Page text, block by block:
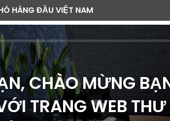
CHÀO MỪNG
TRANG WEB THƯ
HÀNG ĐẦU VIỆT NAM